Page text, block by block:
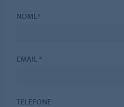
NOME*
EMAIL *
TELEFONE